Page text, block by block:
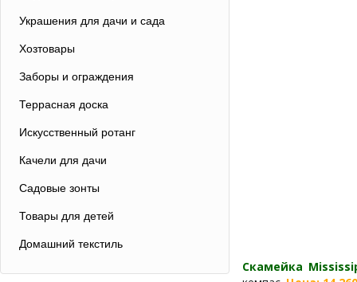
Украшения для дачи и сада
Хозтовары
Заборы и ограждения
Террасная доска
Искусственный ротанг
Качели для дачи
Садовые зонты
Товары для детей
Домашний текстиль
Скамейка